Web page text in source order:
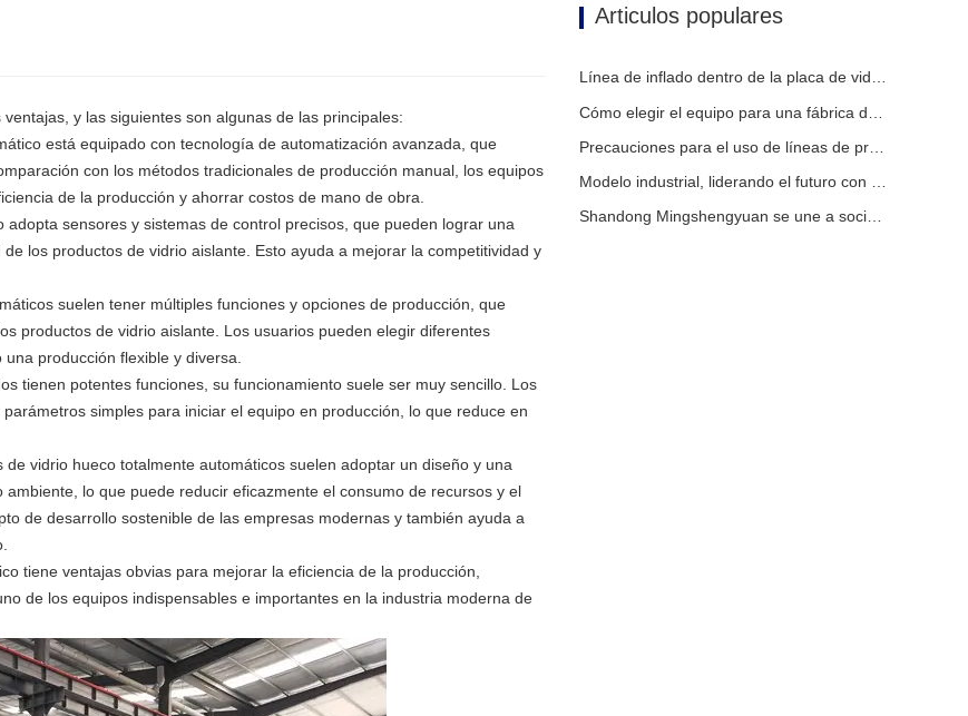
y las siguientes son algunas de las principales:
está equipado con tecnología de automatización avanzada, que
con los métodos tradicionales de producción manual, los equipos
de la producción y ahorrar costos de mano de obra.
sensores y sistemas de control precisos, que pueden lograr una
los productos de vidrio aislante. Esto ayuda a mejorar la competitividad y
suelen tener múltiples funciones y opciones de producción, que
productos de vidrio aislante. Los usuarios pueden elegir diferentes
producción flexible y diversa.
tienen potentes funciones, su funcionamiento suele ser muy sencillo. Los
simples para iniciar el equipo en producción, lo que reduce en
vidrio hueco totalmente automáticos suelen adoptar un diseño y una
lo que puede reducir eficazmente el consumo de recursos y el
de desarrollo sostenible de las empresas modernas y también ayuda a
tiene ventajas obvias para mejorar la eficiencia de la producción,
de los equipos indispensables e importantes en la industria moderna de
Articulos populares
Línea de inflado dentro de la placa de vidrio hueca
Precauciones para el uso de líneas de producción de vidrio aislante totalmente automáticas en verano
Shandong Mingshengyuan se une a socios globales para marcar el comienzo de una nueva era en equipos de vidrio aislante.